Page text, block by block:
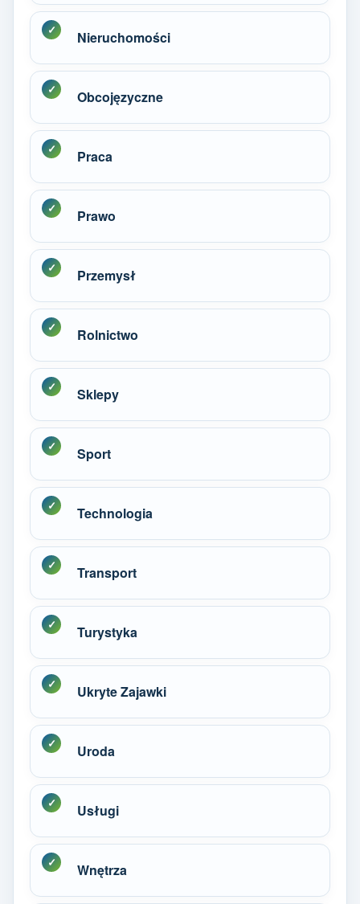
Nieruchomości
Obcojęzyczne
Praca
Prawo
Przemysł
Rolnictwo
Sklepy
Sport
Technologia
Transport
Turystyka
Ukryte Zajawki
Uroda
Usługi
Wnętrza